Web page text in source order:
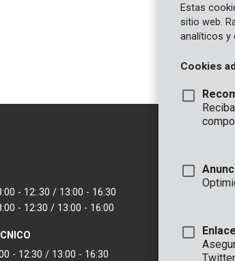
- 12:.30 / 13:00 - 16:30
- 12:30 / 13:00 - 16:00
- 12:30 / 13:00 - 16:30
2500
Estas
sitio web.
analíticos y
Cookies